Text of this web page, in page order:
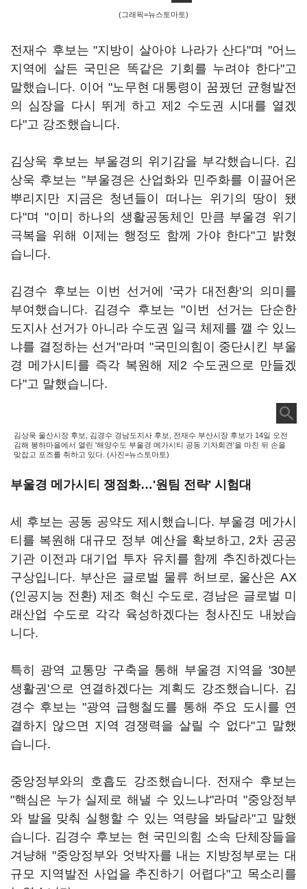
(그래픽=뉴스토마토)
전재수 후보는 "지방이 살아야 나라가 산다"며 "어느
지역에 살든 국민은 똑같은 기회를 누려야 한다"고
말했습니다. 이어 "노무현 대통령이 꿈꿨던 균형발전
의 심장을 다시 뛰게 하고 제2 수도권 시대를 열겠
다"고 강조했습니다.
김상욱 후보는 부울경의 위기감을 부각했습니다. 김
상욱 후보는 "부울경은 산업화와 민주화를 이끌어온
뿌리지만 지금은 청년들이 떠나는 위기의 땅이 됐
다"며 "이미 하나의 생활공동체인 만큼 부울경 위기
극복을 위해 이제는 행정도 함께 가야 한다"고 밝혔
습니다.
김경수 후보는 이번 선거에 '국가 대전환'의 의미를
부여했습니다. 김경수 후보는 "이번 선거는 단순한
도지사 선거가 아니라 수도권 일극 체제를 깰 수 있느
냐를 결정하는 선거"라며 "국민의힘이 중단시킨 부울
경 메가시티를 즉각 복원해 제2 수도권으로 만들겠
다"고 말했습니다.
김상욱 울산시장 후보, 김경수 경남도지사 후보, 전재수 부산시장 후보가 14일 오전
김해 봉하마을에서 열린 '해양수도 부울경 메가시티 공동 기자회견'을 마친 뒤 손을
맞잡고 포즈를 취하고 있다. (사진=뉴스토마토)
부울경 메가시티 쟁점화…'원팀 전략' 시험대
세 후보는 공동 공약도 제시했습니다. 부울경 메가시
티를 복원해 대규모 정부 예산을 확보하고, 2차 공공
기관 이전과 대기업 투자 유치를 함께 추진하겠다는
구상입니다. 부산은 글로벌 물류 허브로, 울산은 AX
(인공지능 전환) 제조 혁신 수도로, 경남은 글로벌 미
래산업 수도로 각각 육성하겠다는 청사진도 내놨습
니다.
특히 광역 교통망 구축을 통해 부울경 지역을 '30분
생활권'으로 연결하겠다는 계획도 강조했습니다. 김
경수 후보는 "광역 급행철도를 통해 주요 도시를 연
결하지 않으면 지역 경쟁력을 살릴 수 없다"고 말했
습니다.
중앙정부와의 호흡도 강조했습니다. 전재수 후보는
"핵심은 누가 실제로 해낼 수 있느냐"라며 "중앙정부
와 발을 맞춰 실행할 수 있는 역량을 봐달라"고 말했
습니다. 김경수 후보는 현 국민의힘 소속 단체장들을
겨냥해 "중앙정부와 엇박자를 내는 지방정부로는 대
규모 지역발전 사업을 추진하기 어렵다"고 목소리를